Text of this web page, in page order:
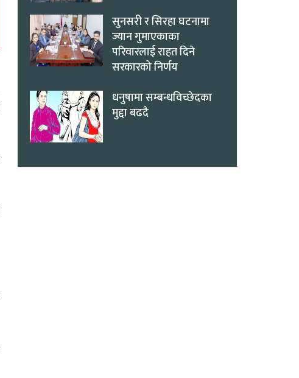
सुनसरी र सिरहा घटनामा
ज्यान गुमाएकाका
परिवारलाई राहत दिने
सरकारको निर्णय
धनुषामा सम्बन्धविच्छेदका
मुद्दा बढदै